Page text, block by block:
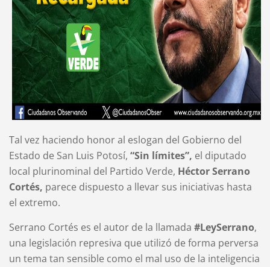
Tal vez haciendo honor al eslogan del Gobierno del
Estado de San Luis Potosí, “Sin límites”, el diputado
local plurinominal del Partido Verde, Héctor Serrano
Cortés, parece dispuesto a llevar sus iniciativas hasta
el extremo.
Serrano Cortés es el autor de la llamada #LeySerrano,
una legislación represiva que utilizó de forma perversa
un tema tan sensible como el mal uso de la inteligencia